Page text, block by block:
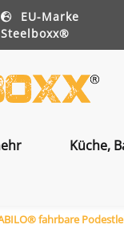
EU-Marke
Steelboxx®
Küche,
fahrbare